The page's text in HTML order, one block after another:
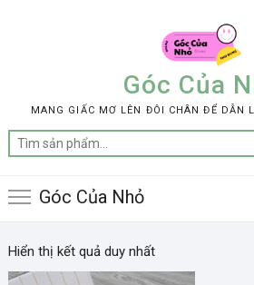
Góc Của
MANG GIẤC MƠ LÊN ĐÔI CHÂN ĐỂ DẪN
Góc Của Nhỏ
Hiển thị kết quả duy nhất